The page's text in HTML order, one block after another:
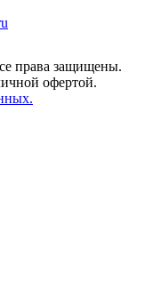
права защищены.
офертой.